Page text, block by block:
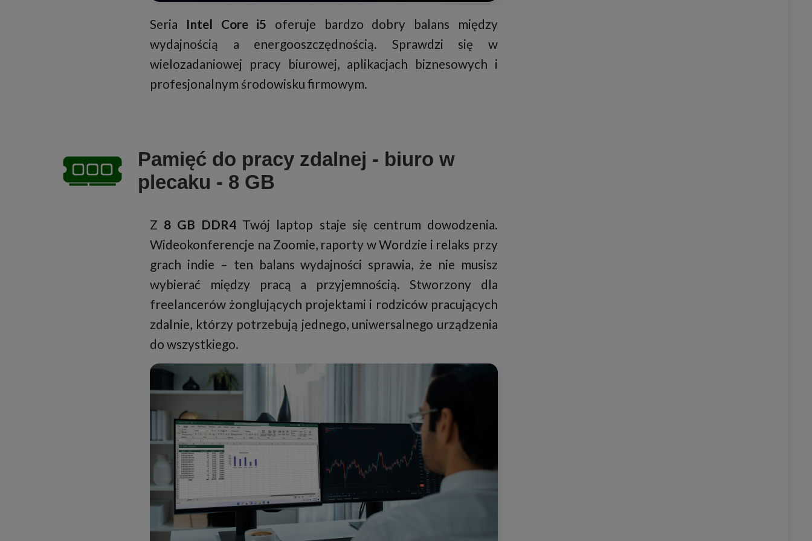
Seria Intel Core i5 oferuje bardzo dobry balans między
wydajnością a energooszczędnością. Sprawdzi się w
wielozadaniowej pracy biurowej, aplikacjach biznesowych i
profesjonalnym środowisku firmowym.
Pamięć do pracy zdalnej - biuro w
plecaku - 8 GB
Z 8 GB DDR4 Twój laptop staje się centrum dowodzenia.
Wideokonferencje na Zoomie, raporty w Wordzie i relaks przy
grach indie – ten balans wydajności sprawia, że nie musisz
wybierać między pracą a przyjemnością. Stworzony dla
freelancerów żonglujących projektami i rodziców pracujących
zdalnie, którzy potrzebują jednego, uniwersalnego urządzenia
do wszystkiego.